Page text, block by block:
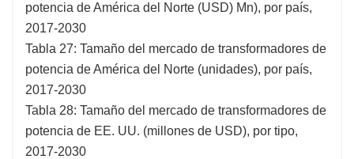
potencia de América del Norte (USD) Mn), por país,
2017-2030
Tabla 27: Tamaño del mercado de transformadores de
potencia de América del Norte (unidades), por país,
2017-2030
Tabla 28: Tamaño del mercado de transformadores de
potencia de EE. UU. (millones de USD), por tipo,
2017-2030